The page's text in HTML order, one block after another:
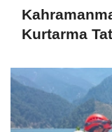
Kurtarma